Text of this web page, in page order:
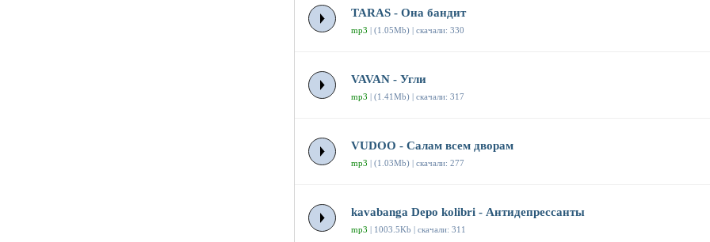
TARAS - Она бандит
mp3 | (1.05Mb) | скачали: 330
VAVAN - Угли
mp3 | (1.41Mb) | скачали: 317
VUDOO - Салам всем дворам
mp3 | (1.03Mb) | скачали: 277
kavabanga Depo kolibri - Антидепрессанты
mp3 | 1003.5Kb | скачали: 311